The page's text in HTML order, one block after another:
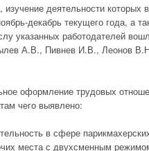
деятельности которых
декабрь текущего года, а
указанных работодателей
А.В., Пивнев И.В., Леонов
оформление трудовых
чего выявлено:
в сфере
места с двухсменным